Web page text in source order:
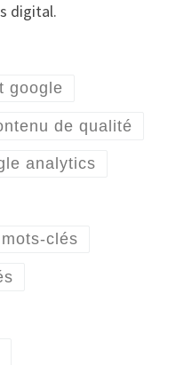
digital.
google
de qualité
analytics
mots-clés